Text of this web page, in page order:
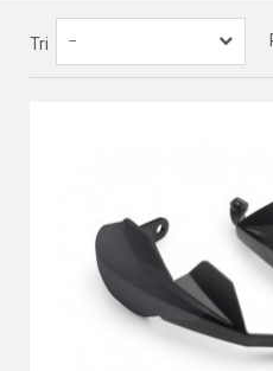
Tri --